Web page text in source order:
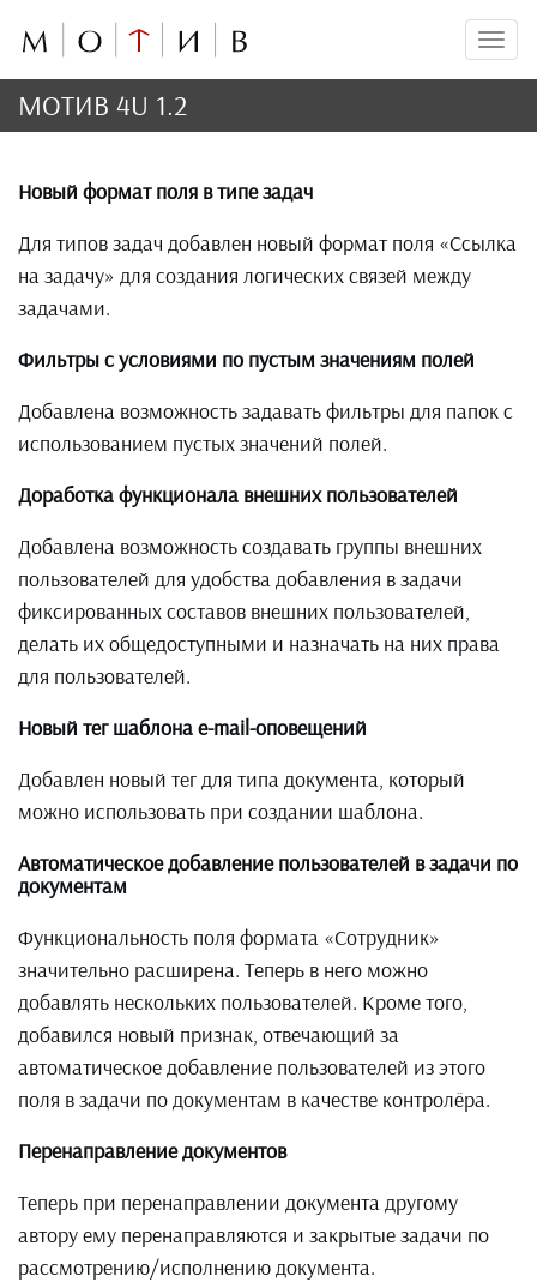
МОТИВ 4U 1.2
Новый формат поля в типе задач
Для типов задач добавлен новый формат поля «Ссылка
на задачу» для создания логических связей между
задачами.
Фильтры с условиями по пустым значениям полей
Добавлена возможность задавать фильтры для папок с
использованием пустых значений полей.
Доработка функционала внешних пользователей
Добавлена возможность создавать группы внешних
пользователей для удобства добавления в задачи
фиксированных составов внешних пользователей,
делать их общедоступными и назначать на них права
для пользователей.
Новый тег шаблона e-mail-оповещений
Добавлен новый тег для типа документа, который
можно использовать при создании шаблона.
Автоматическое добавление пользователей в задачи по
документам
Функциональность поля формата «Сотрудник»
значительно расширена. Теперь в него можно
добавлять нескольких пользователей. Кроме того,
добавился новый признак, отвечающий за
автоматическое добавление пользователей из этого
поля в задачи по документам в качестве контролёра.
Перенаправление документов
Теперь при перенаправлении документа другому
автору ему перенаправляются и закрытые задачи по
рассмотрению/исполнению документа.